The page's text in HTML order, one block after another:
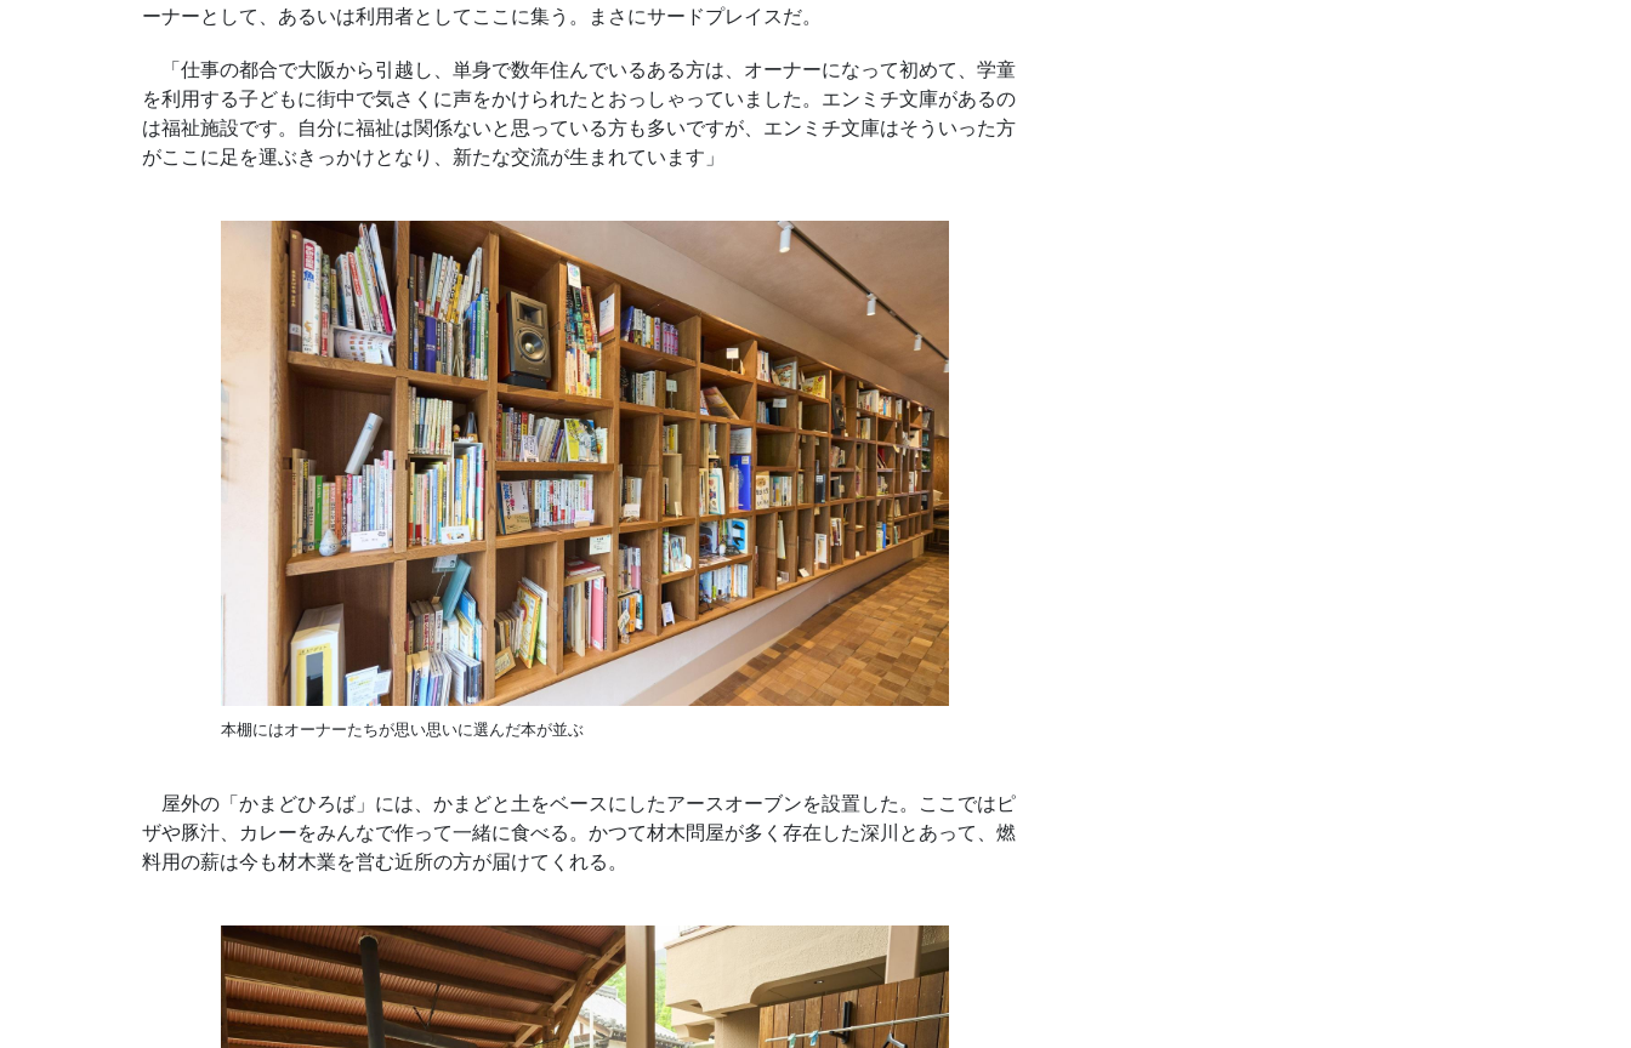
ーナーとして、あるいは利用者としてここに集う。まさにサードプレイスだ。
「仕事の都合で大阪から引越し、単身で数年住んでいるある方は、オーナーになって初めて、学童
を利用する子どもに街中で気さくに声をかけられたとおっしゃっていました。エンミチ文庫があるの
は福祉施設です。自分に福祉は関係ないと思っている方も多いですが、エンミチ文庫はそういった方
がここに足を運ぶきっかけとなり、新たな交流が生まれています」
本棚にはオーナーたちが思い思いに選んだ本が並ぶ
屋外の「かまどひろば」には、かまどと土をベースにしたアースオーブンを設置した。ここではピ
ザや豚汁、カレーをみんなで作って一緒に食べる。かつて材木問屋が多く存在した深川とあって、燃
料用の薪は今も材木業を営む近所の方が届けてくれる。